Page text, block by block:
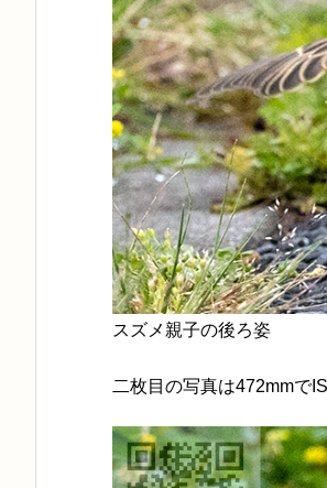
スズメ親子の後ろ姿
二枚目の写真は472mmで